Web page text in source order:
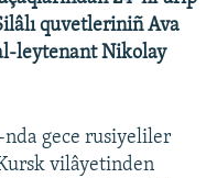
quvetleriniñ Ava
leytenant Nikolay
nda gece rusiyeliler
vilâyetinden